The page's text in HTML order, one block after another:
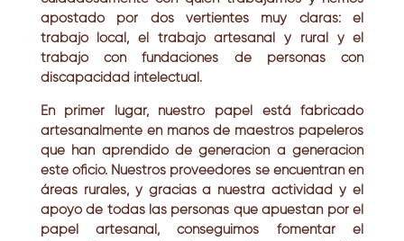
apostado por dos vertientes muy claras: el
trabajo local, el trabajo artesanal y rural y el
trabajo con fundaciones de personas con
discapacidad intelectual.
En primer lugar, nuestro papel está fabricado
artesanalmente en manos de maestros papeleros
que han aprendido de generación a generación
este oficio. Nuestros proveedores se encuentran en
áreas rurales, y gracias a nuestra actividad y el
apoyo de todas las personas que apuestan por el
papel artesanal, conseguimos fomentar el